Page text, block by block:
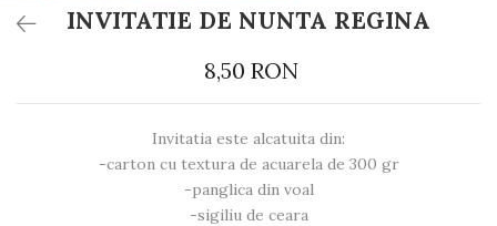
INVITATIE DE NUNTA REGINA
8,50 RON
Invitatia este alcatuita din:
-carton cu textura de acuarela de 300 gr
-panglica din voal
-sigiliu de ceara